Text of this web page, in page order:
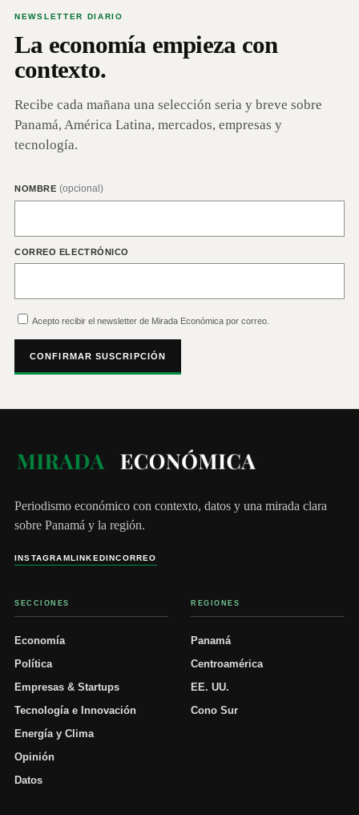
NEWSLETTER DIARIO
La economía empieza con
contexto.
Recibe cada mañana una selección seria y breve sobre
Panamá, América Latina, mercados, empresas y
tecnología.
NOMBRE (opcional)
CORREO ELECTRÓNICO
Acepto recibir el newsletter de Mirada Económica por correo.
CONFIRMAR SUSCRIPCIÓN
Periodismo económico con contexto, datos y una mirada clara
sobre Panamá y la región.
INSTAGRAMLINKEDINCORREO
SECCIONES
Economía
Política
Empresas & Startups
Tecnología e Innovación
Energía y Clima
Opinión
Datos
REGIONES
Panamá
Centroamérica
EE. UU.
Cono Sur